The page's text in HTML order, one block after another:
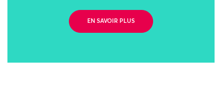
EN SAVOIR PLUS